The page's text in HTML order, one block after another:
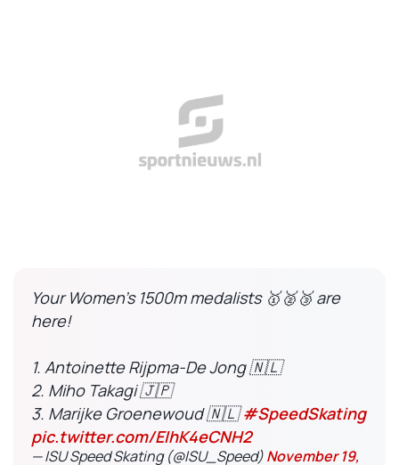
Your Women's 1500m medalists 🥇🥈🥉 are
here!
1. Antoinette Rijpma-De Jong 🇳🇱
2. Miho Takagi 🇯🇵
3. Marijke Groenewoud 🇳🇱#SpeedSkating
pic.twitter.com/EIhK4eCNH2
— ISU Speed Skating (@ISU_Speed)November 19,